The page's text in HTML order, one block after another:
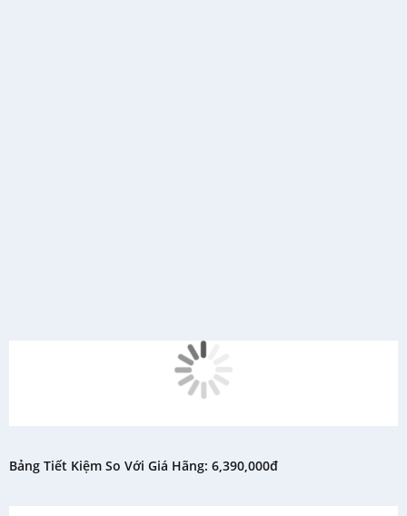
Bảng Tiết Kiệm So Với Giá Hãng: 6,390,000đ